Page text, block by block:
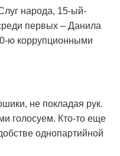
народа, 15-ый-
первых – Данила
ю коррупционными
не покладая рук.
голосуем. Кто-то еще
однопартийной